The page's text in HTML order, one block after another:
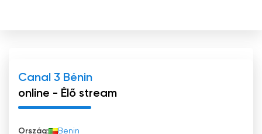
Canal 3 Bénin
online - Élő stream
Ország:
Benin